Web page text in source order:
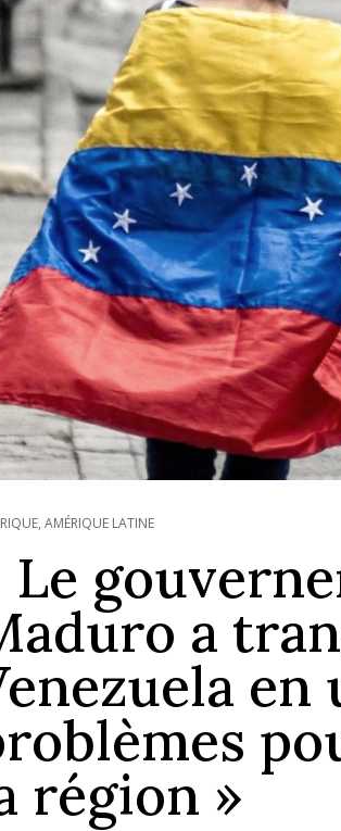
,AMÉRIQUE LATINE
Le
a
en
région »